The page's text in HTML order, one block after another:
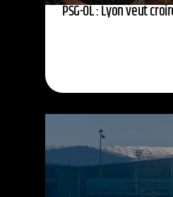
PSG-OL : Lyon veut